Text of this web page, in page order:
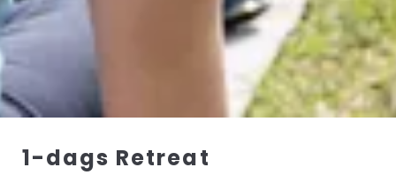
1-dags Retreat